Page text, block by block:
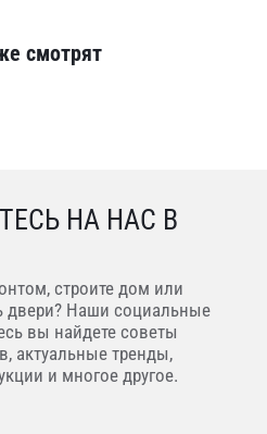
смотрят
НА НАС В
строите дом или
двери? Наши социальные
вы найдете советы
актуальные тренды,
и многое другое.